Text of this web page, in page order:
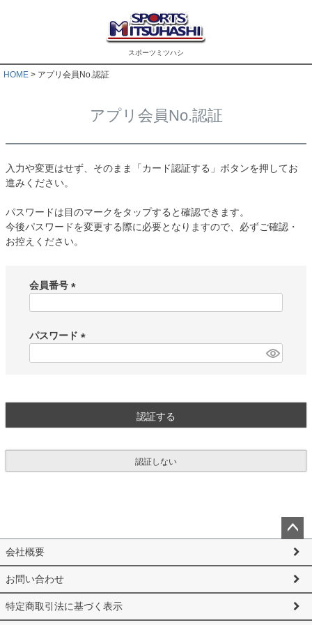
スポーツミツハシ
HOME アプリ会員No.認証
アプリ会員No.認証
入力や変更はせず、そのまま「カード認証する」ボタンを押してお
進みください。
パスワードは目のマークをタップすると確認できます。
今後パスワードを変更する際に必要となりますので、必ずご確認・
お控えください。
会員番号
須
)
パスワード
認証する
認証しない
ペー
ップ
へ
会社概要
お問い合わせ
特定商取引法に基づく表示